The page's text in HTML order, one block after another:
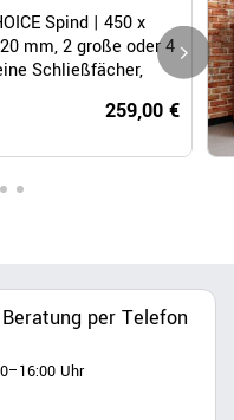
Spind | 450 x
mm, 2 große oder 4
Schließfächer,
259,00 €
Beratung per Telefon
Uhr